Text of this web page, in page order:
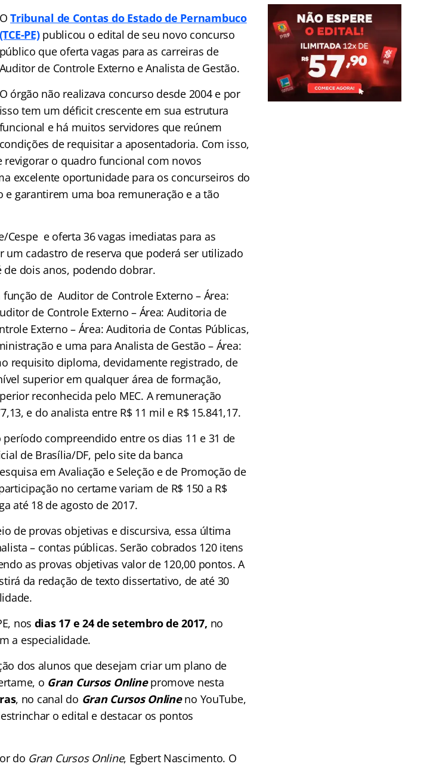
OTribunal de Contas do Estado de Pernambuco
(TCE-PE)publicou o edital de seu novo concurso
público que oferta vagas para as carreiras de
Auditor de Controle Externo e Analista de Gestão.
O órgão não realizava concurso desde 2004 e por
isso tem um déficit crescente em sua estrutura
funcional e há muitos servidores que reúnem
condições de requisitar a aposentadoria. Com isso,
o quadro funcional com novos
excelente oportunidade para os concurseiros do
garantirem uma boa remuneração e a tão
Cespe e oferta 36 vagas imediatas para as
cadastro de reserva que poderá ser utilizado
dois anos, podendo dobrar.
de Auditor de Controle Externo – Área:
de Controle Externo – Área: Auditoria de
Externo – Área: Auditoria de Contas Públicas,
e uma para Analista de Gestão – Área:
requisito diploma, devidamente registrado, de
superior em qualquer área de formação,
reconhecida pelo MEC. A remuneração
e do analista entre R$ 11 mil e R$ 15.841,17.
compreendido entre os dias 11 e 31 de
de Brasília/DF, pelo site da banca
em Avaliação e Seleção e de Promoção de
no certame variam de R$ 150 a R$
até 18 de agosto de 2017.
de provas objetivas e discursiva, essa última
– contas públicas. Serão cobrados 120 itens
as provas objetivas valor de 120,00 pontos. A
da redação de texto dissertativo, de até 30
nos dias 17 e 24 de setembro de 2017, no
a especialidade.
dos alunos que desejam criar um plano de
o Gran Cursos Onlinepromove nesta
, no canal do Gran Cursos Onlineno YouTube,
o edital e destacar os pontos
do Gran Cursos Online, Egbert Nascimento. O